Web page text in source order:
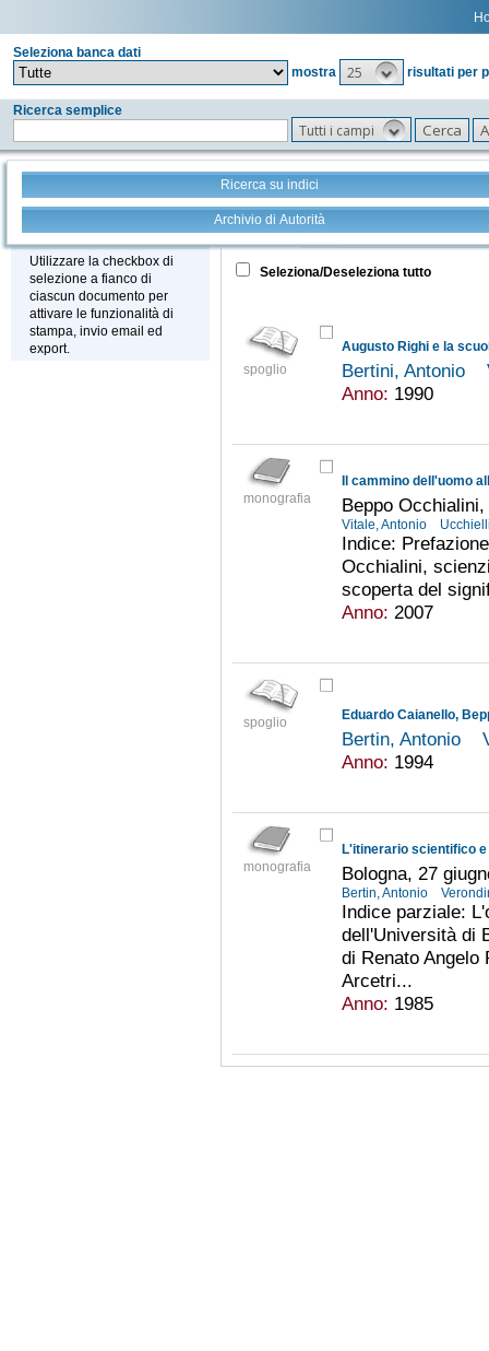
Seleziona banca dati
mostra
25 risultati per
Ricerca semplice
Tutti i campi
Ricerca su indici
Archivio di Autorità
Stampa - Email - Export
Utilizzare la checkbox di
selezione a fianco di
ciascun documento per
attivare le funzionalità di
stampa, invio email ed
export.
Tutto +
Seleziona/Deseleziona tutto
spoglio
Augusto Righi e la
Bertini, Antonio
Anno: 1990
monografia
Il cammino dell'uomo
Beppo
Vitale, Antonio
Indice:
Occhialini,
scoperta del
Anno: 2007
spoglio
Bertin, Antonio
Anno: 1994
monografia
L'itinerario scientifico
Bologna, 27
Bertin, Antonio
Indice parziale:
dell'Università di
di Renato
Arcetri...
Anno: 1985